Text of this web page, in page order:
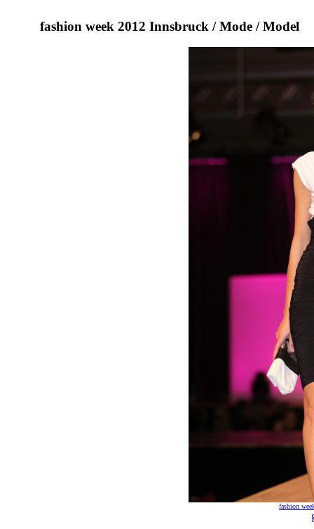
fashion week 2012 Innsbruck / Mode / Model
fashion